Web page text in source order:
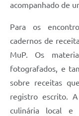
acompanhado de
Para os
cadernos de
MuP. Os
fotografados, e
sobre receitas
registro escrito.
culinária local e